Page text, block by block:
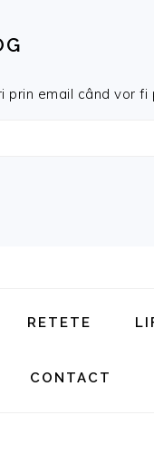
email când vor
RETETE
CONTACT